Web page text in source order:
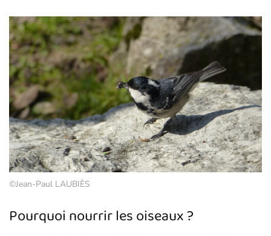
©Jean-Paul LAUBIÈS
Pourquoi nourrir les oiseaux ?